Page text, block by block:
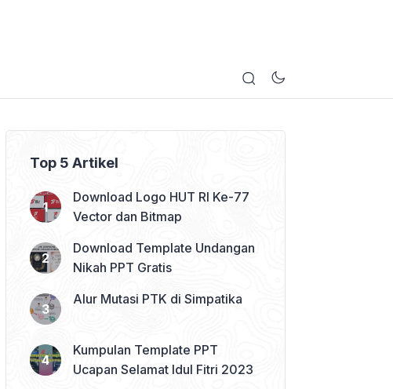
Top 5 Artikel
Download Logo HUT RI Ke-77
Vector dan Bitmap
Download Template Undangan
Nikah PPT Gratis
Alur Mutasi PTK di Simpatika
Kumpulan Template PPT
Ucapan Selamat Idul Fitri 2023